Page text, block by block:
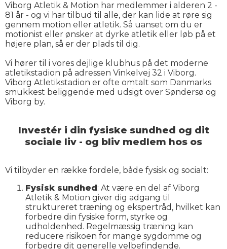
Viborg Atletik & Motion har medlemmer i alderen 2 -
81 år - og vi har tilbud til alle, der kan lide at røre sig
gennem motion eller atletik. Så uanset om du er
motionist eller ønsker at dyrke atletik eller løb på et
højere plan, så er der plads til dig.
Vi hører til i vores dejlige klubhus på det moderne
atletikstadion på adressen Vinkelvej 32 i Viborg.
Viborg Atletikstadion er ofte omtalt som Danmarks
smukkest beliggende med udsigt over Søndersø og
Viborg by.
Investér i din fysiske sundhed og dit
sociale liv - og bliv medlem hos os
Vi tilbyder en række fordele, både fysisk og socialt:
Fysisk sundhed: At være en del af Viborg
Atletik & Motion giver dig adgang til
struktureret træning og ekspertråd, hvilket kan
forbedre din fysiske form, styrke og
udholdenhed. Regelmæssig træning kan
reducere risikoen for mange sygdomme og
forbedre dit generelle velbefindende.